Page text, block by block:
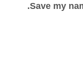
Save my